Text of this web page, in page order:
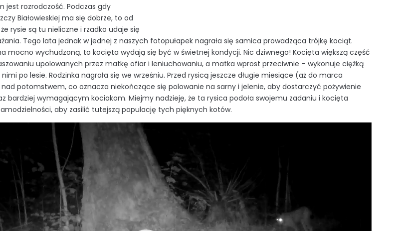
jest rozrodczość. Podczas gdy
Białowieskiej ma się dobrze, to od
rysie są tu nieliczne i rzadko udaje się
Tego lata jednak w jednej z naszych fotopułapek nagrała się samica prowadząca trójkę kociąt.
mocno wychudzoną, to kocięta wydają się być w świetnej kondycji. Nic dziwnego! Kocięta większą część
upolowanych przez matkę ofiar i leniuchowaniu, a matka wprost przeciwnie – wykonuje ciężką
po lesie. Rodzinka nagrała się we wrześniu. Przed rysicą jeszcze długie miesiące (aż do marca
nad potomstwem, co oznacza niekończące się polowanie na sarny i jelenie, aby dostarczyć pożywienie
bardziej wymagającym kociakom. Miejmy nadzieję, że ta rysica podoła swojemu zadaniu i kocięta
aby zasilić tutejszą populację tych pięknych kotów.